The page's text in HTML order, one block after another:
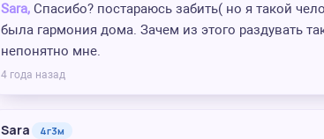
Sara, Спасибо? постараюсь забить( но я такой
была гармония дома. Зачем из этого раздувать
непонятно мне.
4 года назад
Sara 4г3м